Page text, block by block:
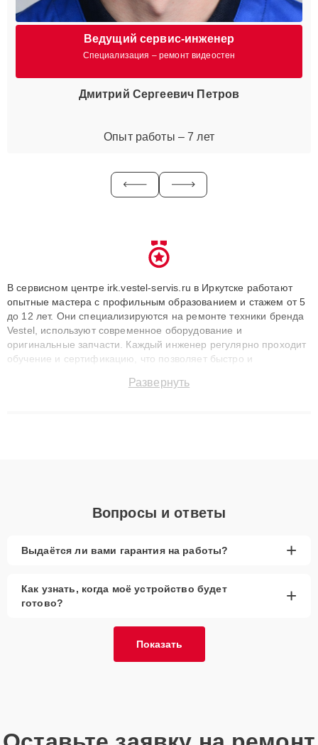
Ведущий сервис-инженер
Специализация – ремонт видеостен
Дмитрий Сергеевич Петров
Опыт работы – 7 лет
В сервисном центре irk.vestel-servis.ru в Иркутске работают
опытные мастера с профильным образованием и стажем от 5
до 12 лет. Они специализируются на ремонте техники бренда
Vestel, используют современное оборудование и
оригинальные запчасти. Каждый инженер регулярно проходит
обучение и сертификацию, что позволяет быстро и
сохранением гарантии до 3 лет. Наши мастера решают
Развернуть
Вопросы и ответы
Выдаётся ли вами гарантия на работы? +
Как узнать, когда моё устройство будет
готово?
+
Показать